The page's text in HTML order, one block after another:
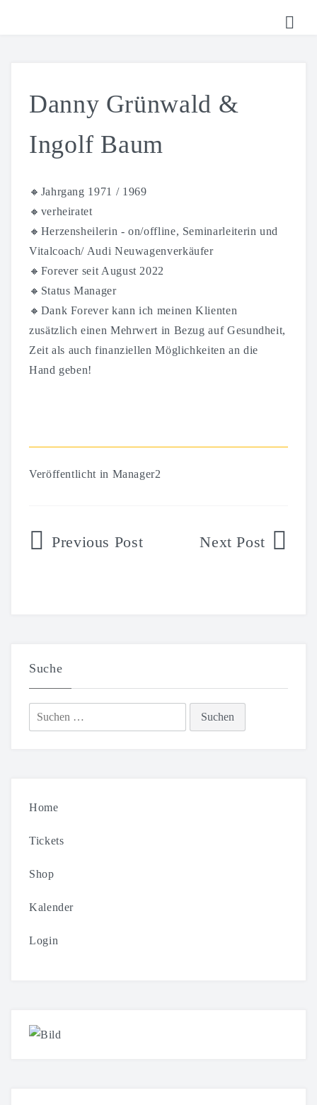
SHOP
KALENDER
Danny Grünwald &
Ingolf Baum
🔸Jahrgang 1971 / 1969
🔸verheiratet
🔸Herzensheilerin - on/offline, Seminarleiterin und
Vitalcoach/ Audi Neuwagenverkäufer
🔸Forever seit August 2022
🔸Status Manager
🔸Dank Forever kann ich meinen Klienten
zusätzlich einen Mehrwert in Bezug auf Gesundheit,
Zeit als auch finanziellen Möglichkeiten an die
Hand geben!
Veröffentlicht in Manager2
Beitragsnavigation
Suche
Suchen
nach:
Home
Tickets
Shop
Kalender
Login